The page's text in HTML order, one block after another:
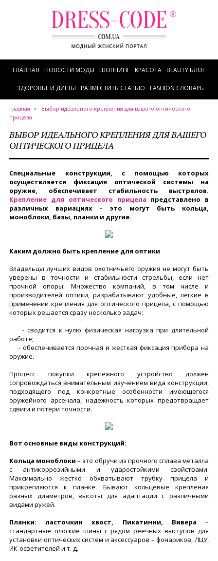
ГЛАВНАЯ НОВОСТИ МОДЫ ШОППИНГ КРАСОТА BEAUTY БЛОГ
ЗДОРОВЬЕ И ДИЕТЫ РАЗМЕСТИТЬ СТАТЬЮ FASHION СЛОВАРЬ
Главная
Выбор идеального крепления для вашего оптического
прицела
ВЫБОР ИДЕАЛЬНОГО КРЕПЛЕНИЯ ДЛЯ ВАШЕГО
ОПТИЧЕСКОГО ПРИЦЕЛА
Специальные конструкции, с помощью которых
осуществляется фиксация оптической системы на
оружие, обеспечивает стабильность выстрелов.
Крепление для оптического прицела представлено в
различных вариациях – это могут быть кольца,
моноблоки, базы, планки и другие.
Каким должно быть крепление для оптики
Владельцы лучших видов охотничьего оружия не могут быть
уверены в точности и стабильности стрельбы, если нет
прочной опоры. Множество компаний, в том числе и
производителей оптики, разрабатывают удобные, легкие в
применении крепления для оптического прицела, с помощью
которых решается сразу несколько задач:
- сводится к нулю физическая нагрузка при длительной
работе;
- обеспечивается прочная и жесткая фиксация прибора на
оружие.
Процесс покупки крепежного устройство должен
сопровождаться внимательным изучением вида конструкции,
подходящего под конкретные особенности имеющегося
оружейного арсенала, надежность которых предотвращает
сдвиги и потери точности.
Вот основные виды конструкций:
Кольца моноблоки – это обручи из прочного сплава металла
с антикоррозийными и ударостойкими свойствами.
Максимально жестко обхватывают трубку прицела и
прикрепляются к планке. Бывают кольцевые крепления
разных диаметров, высоты для адаптации с различными
видами ружей.
Планки: ласточкин хвост, Пикатинни, Вивера –
стандартные плоские шины с рядом реечных выступов для
установки оптических систем и аксессуаров – фонариков, ЛЦУ,
ИК-осветителей и т. д.